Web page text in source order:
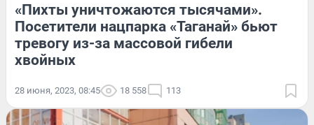
«Пихты уничтожаются тысячами».
Посетители нацпарка «Таганай» бьют
тревогу из-за массовой гибели
хвойных
28 июня, 2023, 08:45 18 558 113